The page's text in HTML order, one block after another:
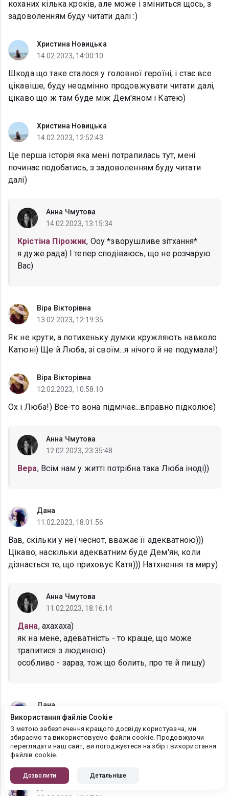
коханих кілька кроків, але може і зміниться щось, з
задоволенням буду читати далі :)
Христина Новицька
14.02.2023, 14:00:10
Шкода що таке сталося у головної героїні, і стає все
цікавіше, буду неодмінно продовжувати читати далі,
цікаво що ж там буде між Дем'яном і Катею)
Христина Новицька
14.02.2023, 12:52:43
Це перша історія яка мені потрапилась тут, мені
починає подобатись, з задоволенням буду читати
далі)
Анна Чмутова
14.02.2023, 13:15:34
Крістіна Пірожик, Ооу *зворушливе зітхання*
я дуже рада) І тепер сподіваюсь, що не розчарую
Вас)
Віра Вікторівна
13.02.2023, 12:19:35
Як не крути, а потихеньку думки кружляють навколо
Катюні) Ще й Люба, зі своїм...я нічого й не подумала!)
Віра Вікторівна
12.02.2023, 10:58:10
Ох і Люба!) Все-то вона підмічає...вправно підколює)
Анна Чмутова
12.02.2023, 23:35:48
Вера, Всім нам у житті потрібна така Люба іноді))
Дана
11.02.2023, 18:01:56
Вав, скільки у неї чеснот, вважає її адекватною)))
Цікаво, наскільки адекватним буде Дем'ян, коли
дізнається те, що приховує Катя))) Натхнення та миру)
Анна Чмутова
11.02.2023, 18:16:14
Дана, ахахаха)
як на мене, адеватність - то краще, що може
трапитися з людиною)
особливо - зараз, тож що болить, про те й пишу)
Дана
11.02.2023, 17:30:34
Заклинило Дем'яна на несерйозних стосунках)))
Цікаво, чи є цьому якась причина? (те, що він уникає
серйозних стосунків, або мені тільки здається) ))
Використання файлів Cookie
З метою забезпечення кращого досвіду користувача, ми
збираємо та використовуємо файли cookie. Продовжуючи
переглядати наш сайт, ви погоджуєтеся на збір і використання
файлів cookie.
Дозволити Детальніше